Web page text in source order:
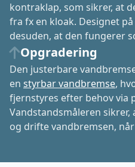
kontraklap, som sikrer, at
fra fx en kloak. Designet
desuden, at den fungerer
Opgradering
Den justerbare
en styrbar vandbremse,
fjernstyres efter behov via
Vandstandsmåleren
og drifte vandbremsen,